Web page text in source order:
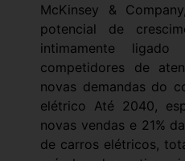
McKinsey &
potencial de
intimamente
competidores de
novas demandas do
elétrico Até 2040,
novas vendas e 21%
de carros elétricos,